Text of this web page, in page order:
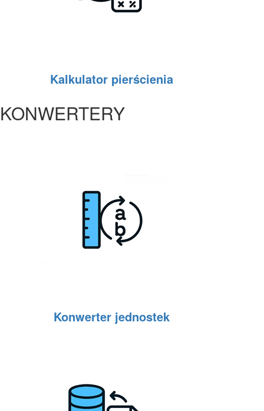
Kalkulator pierścienia
KONWERTERY
Konwerter jednostek